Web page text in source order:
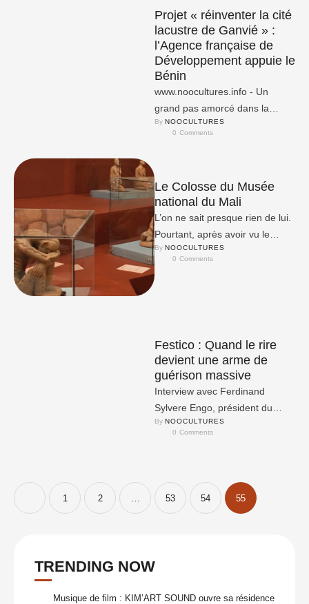
Projet « réinventer la cité
lacustre de Ganvié » :
l’Agence française de
Développement appuie le
Bénin
www.noocultures.info - Un
grand pas amorcé dans la
réalisation du projet «
By NOOCULTURES
0 Comments
Le Colosse du Musée
national du Mali
L’on ne sait presque rien de lui.
Pourtant, après avoir vu le
Colosse, on ne peut plus
By NOOCULTURES
0 Comments
Festico : Quand le rire
devient une arme de
guérison massive
Interview avec Ferdinand
Sylvere Engo, président du
Comité d’organisation du
By NOOCULTURES
0 Comments
1 2 53 54 55
TRENDING NOW
Musique de film : KIM’ART SOUND ouvre sa résidence